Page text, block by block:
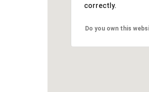
correctly.
Do you own this